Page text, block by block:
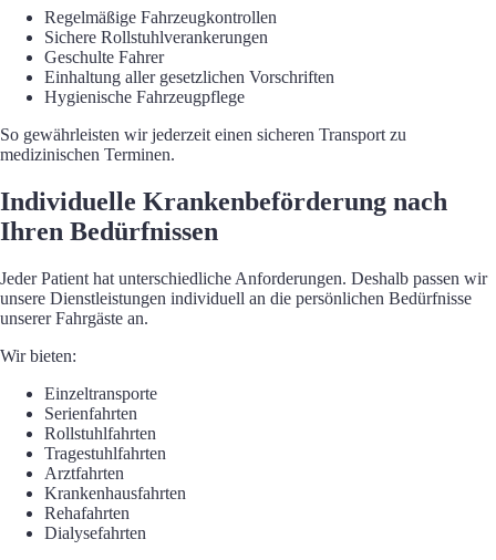
Regelmäßige Fahrzeugkontrollen
Sichere Rollstuhlverankerungen
Geschulte Fahrer
Einhaltung aller gesetzlichen Vorschriften
Hygienische Fahrzeugpflege
So gewährleisten wir jederzeit einen sicheren Transport zu
medizinischen Terminen.
Individuelle Krankenbeförderung nach
Ihren Bedürfnissen
Jeder Patient hat unterschiedliche Anforderungen. Deshalb passen wir
unsere Dienstleistungen individuell an die persönlichen Bedürfnisse
unserer Fahrgäste an.
Wir bieten:
Einzeltransporte
Serienfahrten
Rollstuhlfahrten
Tragestuhlfahrten
Arztfahrten
Krankenhausfahrten
Rehafahrten
Dialysefahrten